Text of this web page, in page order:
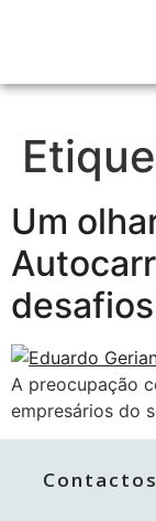
Um
desafios
A preocupação
empresários do